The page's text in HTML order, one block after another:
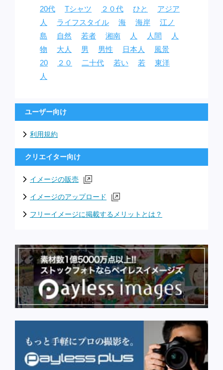
20代 Tシャツ ２０代 ひと
アジア
人
ライフスタイル 海 海岸
江ノ
島
自然 若者 湘南 人 人間
人
物
大人 男 男性 日本人
風景
20
２０ 二十代 若い 若
東洋
人
ユーザー向け
利用規約
クリエイター向け
イメージの販売
イメージのアップロード
フリーイメージに掲載するメリットとは？